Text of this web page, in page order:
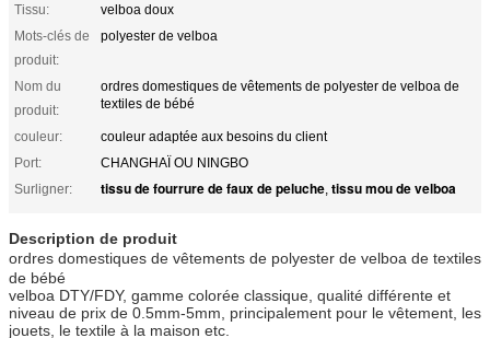
Tissu:
velboa doux
Mots-clés de
produit:
polyester de velboa
Nom du
produit:
ordres domestiques de vêtements de polyester de velboa de
textiles de bébé
couleur:
couleur adaptée aux besoins du client
Port:
CHANGHAÏ OU NINGBO
Surligner:
tissu de fourrure de faux de peluche, tissu mou de velboa
Description de produit
ordres domestiques de vêtements de polyester de velboa de textiles
de bébé
velboa DTY/FDY, gamme colorée classique, qualité différente et
niveau de prix de 0.5mm-5mm, principalement pour le vêtement, les
jouets, le textile à la maison etc.